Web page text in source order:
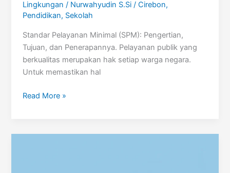
Lingkungan / Nurwahyudin S.Si/Cirebon,
Pendidikan, Sekolah
Standar Pelayanan Minimal (SPM): Pengertian,
Tujuan, dan Penerapannya. Pelayanan publik yang
berkualitas merupakan hak setiap warga negara.
Untuk memastikan hal
Standar
(SPM)
Read More »